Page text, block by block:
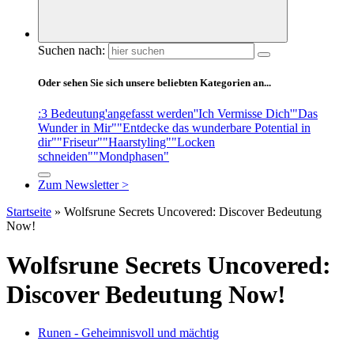
Suchen nach:
Oder sehen Sie sich unsere beliebten Kategorien an...
:3 Bedeutung'angefasst werden''Ich Vermisse Dich'"Das
Wunder in Mir""Entdecke das wunderbare Potential in
dir""Friseur""Haarstyling""Locken
schneiden""Mondphasen"
Zum Newsletter >
Startseite » Wolfsrune Secrets Uncovered: Discover Bedeutung
Now!
Wolfsrune Secrets Uncovered:
Discover Bedeutung Now!
Runen - Geheimnisvoll und mächtig